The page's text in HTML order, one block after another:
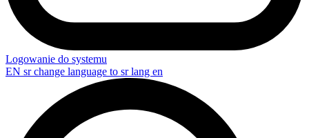
Logowanie do systemu
EN sr change language to sr lang en